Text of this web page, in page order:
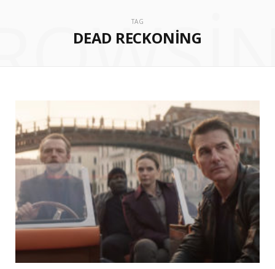
TAG
DEAD RECKONING